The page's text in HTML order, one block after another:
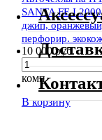
SANTA FE I
джип,
перфорир.
10 000 руб.
комп
В корзину